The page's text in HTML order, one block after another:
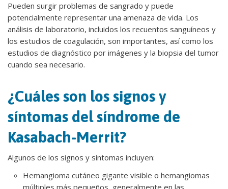
Pueden surgir problemas de sangrado y puede
potencialmente representar una amenaza de vida. Los
análisis de laboratorio, incluidos los recuentos sanguíneos y
los estudios de coagulación, son importantes, así como los
estudios de diagnóstico por imágenes y la biopsia del tumor
cuando sea necesario.
¿Cuáles son los signos y
síntomas del síndrome de
Kasabach-Merrit?
Algunos de los signos y síntomas incluyen:
Hemangioma cutáneo gigante visible o hemangiomas
múltiples más pequeños, generalmente en las